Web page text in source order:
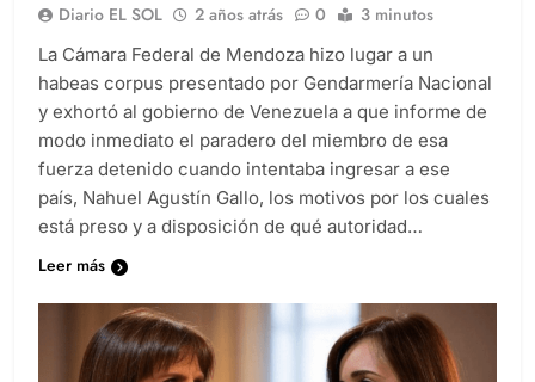
Diario EL SOL 2 años atrás 0 3 minutos
La Cámara Federal de Mendoza hizo lugar a un
habeas corpus presentado por Gendarmería Nacional
y exhortó al gobierno de Venezuela a que informe de
modo inmediato el paradero del miembro de esa
fuerza detenido cuando intentaba ingresar a ese
país, Nahuel Agustín Gallo, los motivos por los cuales
está preso y a disposición de qué autoridad…
Leer más